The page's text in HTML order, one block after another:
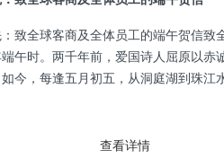
致全球客商及全体员工的端午贺信致
午时。两千年前，爱国诗人屈原以赤
今，每逢五月初五，从洞庭湖到珠江
查看详情